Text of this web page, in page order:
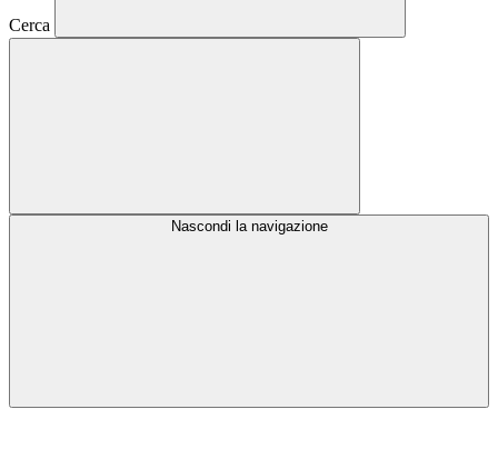
Cerca
Nascondi la navigazione